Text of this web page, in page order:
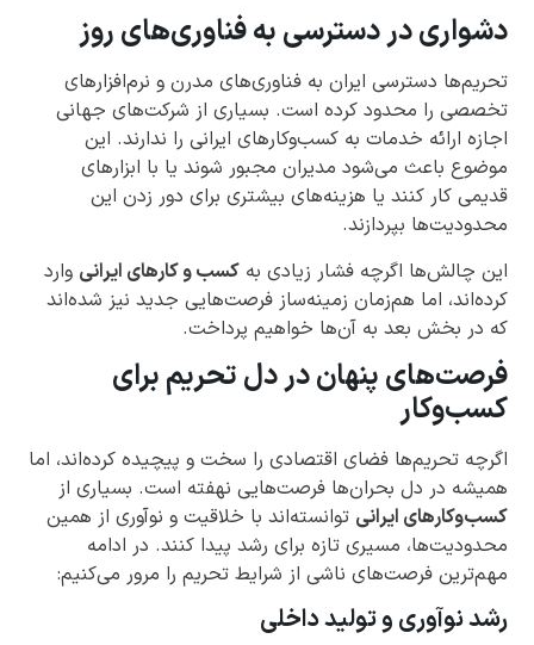
دشواری در دسترسی به فناوری‌های روز
تحریم‌ها دسترسی ایران به فناوری‌های مدرن و نرم‌افزارهای
تخصصی را محدود کرده است. بسیاری از شرکت‌های جهانی
اجازه ارائه خدمات به کسب‌وکارهای ایرانی را ندارند. این
موضوع باعث می‌شود مدیران مجبور شوند یا با ابزارهای
قدیمی کار کنند یا هزینه‌های بیشتری برای دور زدن این
محدودیت‌ها بپردازند.
این چالش‌ها اگرچه فشار زیادی به کسب و کارهای ایرانی وارد
کرده‌اند، اما هم‌زمان زمینه‌ساز فرصت‌هایی جدید نیز شده‌اند
که در بخش بعد به آن‌ها خواهیم پرداخت.
فرصت‌های پنهان در دل تحریم برای
کسب‌وکار
اگرچه تحریم‌ها فضای اقتصادی را سخت و پیچیده کرده‌اند، اما
همیشه در دل بحران‌ها فرصت‌هایی نهفته است. بسیاری از
کسب‌وکارهای ایرانی توانسته‌اند با خلاقیت و نوآوری از همین
محدودیت‌ها، مسیری تازه برای رشد پیدا کنند. در ادامه
مهم‌ترین فرصت‌های ناشی از شرایط تحریم را مرور می‌کنیم:
رشد نوآوری و تولید داخلی